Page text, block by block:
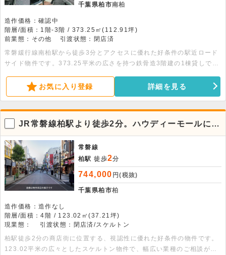
千葉県柏市南柏
造作価格：確認中
階層/面積：1階-3階 / 373.25㎡(112.91坪)
前業態：その他
引渡状態：閉店済
常磐緩行線南柏駅から徒歩3分とアクセスに優れた好条件の駅近ロード
サイド物件です。373.25平米の広さを持つ鉄骨造3階建の1棟貸しで、
大変きれいな状態からスムーズに事業を開始できます。もともとレンタ
カー店舗だったため敷地内の駐車場が広く確保されており、エアコン完
お気に入り登録 詳細を見る
JR常磐線柏駅より徒歩2分。ハウディーモールに面
する4階店舗
常磐線
柏駅 徒歩2分
744,000 円(税抜)
千葉県柏市柏
造作価格：造作なし
階層/面積：4階 / 123.02㎡(37.21坪)
現業態：
引渡状態：閉店済/スケルトン
柏駅徒歩2分の商店街に位置する、視認性に優れた好条件の物件です。
123.02平米の広々としたスケルトン物件で、幅広い業種のご相談が可